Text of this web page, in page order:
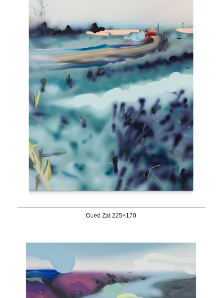
Oued Zat 225×170